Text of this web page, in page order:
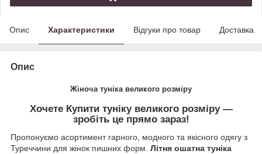
Опис Характеристики Відгуки про товар Доставка
Опис
Жіноча туніка великого розміру
Хочете Купити туніку великого розміру —
зробіть це прямо зараз!
Пропонуємо асортимент гарного, модного та якісного одягу з
Туреччини для жінок пишних форм. Літня ошатна туніка